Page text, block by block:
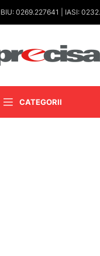
0269.227641 | IASI:
CATEGORII